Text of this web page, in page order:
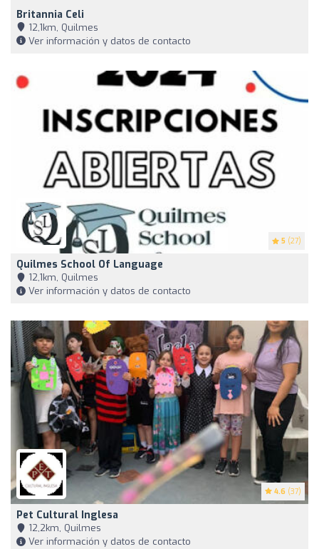
Britannia Celi
12,1km, Quilmes
Ver información y datos de contacto
5 (27)
Quilmes School Of Language
12,1km, Quilmes
Ver información y datos de contacto
4.6 (37)
Pet Cultural Inglesa
12,2km, Quilmes
Ver información y datos de contacto